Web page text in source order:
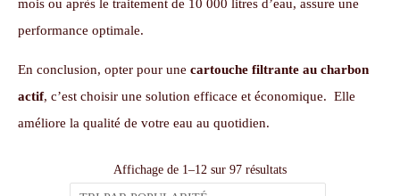
mois ou après le traitement de 10 000 litres d’eau, assure une
performance optimale.
En conclusion, opter pour une cartouche filtrante au charbon
actif, c’est choisir une solution efficace et économique. Elle
améliore la qualité de votre eau au quotidien.
Affichage de 1–12 sur 97 résultats